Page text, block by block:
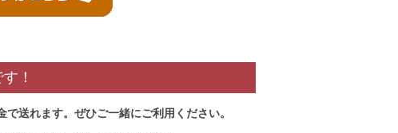
！
送れます。ぜひご一緒にご利用ください。